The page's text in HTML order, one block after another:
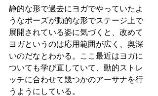
静的な形で過去にヨガでやっていたよ
うなポーズが動的な形でステージ上で
展開されている姿に気づくと、改めて
ヨガというのは応用範囲が広く、奥深
いのだなとわかる。ここ最近はヨガに
ついても学び直していて、動的ストレ
ッチに合わせて幾つかのアーサナを行
うようにしている。